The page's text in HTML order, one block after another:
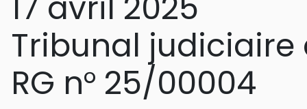
Tribunal judiciaire
RG n° 25/00004